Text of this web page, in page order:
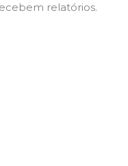
relatórios.